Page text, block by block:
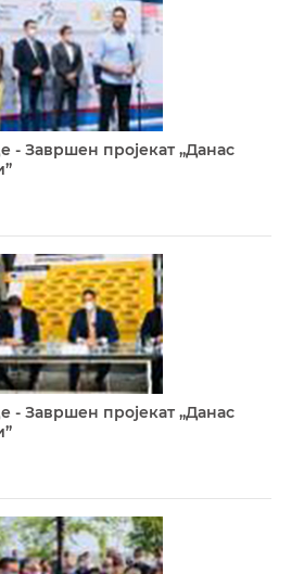
- Завршен пројекат „Данас
- Завршен пројекат „Данас